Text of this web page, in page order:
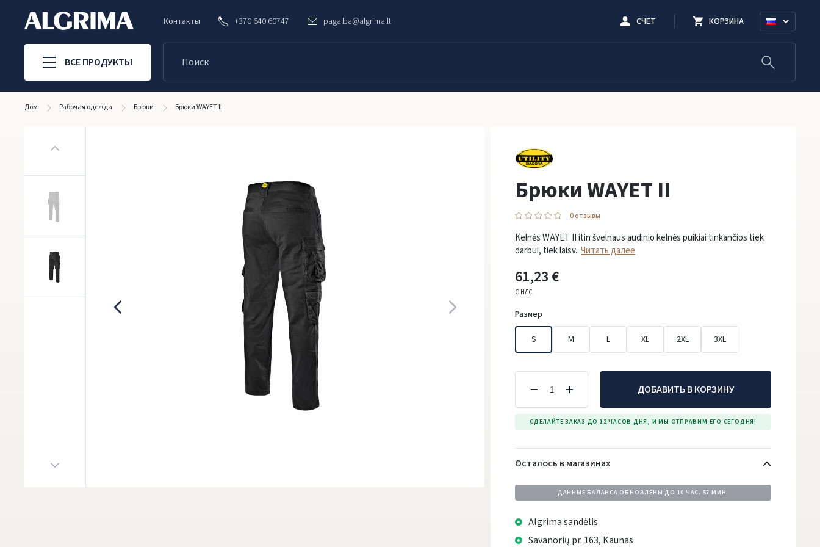
Контакты +370 640 60747 pagalba@algrima.lt СЧЕТ КОРЗИНА
ВСЕ ПРОДУКТЫ
Дом Рабочая одежда Брюки Брюки WAYET II
Брюки WAYET II
0 oтзывы
Kelnės WAYET II itin švelnaus audinio kelnės puikiai tinkančios tiek
darbui, tiek laisv..Читать далее
61,23 €
С НДС
Размер
S M L XL 2XL 3XL
ДОБАВИТЬ В КОРЗИНУ
СДЕЛАЙТЕ ЗАКАЗ ДО 12 ЧАСОВ ДНЯ, И МЫ ОТПРАВИМ ЕГО СЕГОДНЯ!
Осталось в магазинах
ДАННЫЕ БАЛАНСА ОБНОВЛЕНЫ ДО 10 ЧАС. 57 МИН.
Algrima sandėlis
Savanorių pr. 163, Kaunas